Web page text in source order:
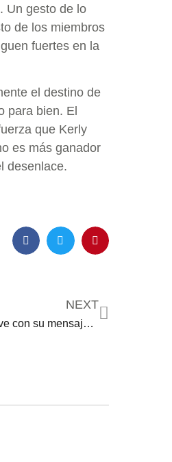
Un gesto de lo
de los miembros
fuertes en la
el destino de
para bien. El
que Kerly
es más ganador
desenlace.
NEXT
Karla Martínez conmueve con su mensaje a su esposo tras recibir una segunda oportunidad de vida: “Dios nos concedió el milagro”